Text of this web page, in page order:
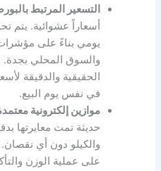
التسعير المرتبط
أسعاراً عشوائية. يتم
يومي بناءً على
والسوق المحلي بجدة.
الحقيقية والدقيقة
في نفس يوم البيع.
موازين إلكترونية
حديثة تمت معايرتها
والكيلو دون أي
على عملية الوزن